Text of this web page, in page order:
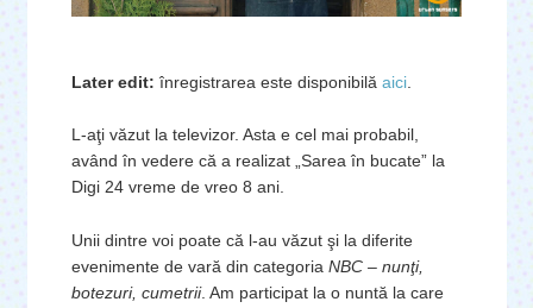
Later edit: înregistrarea este disponibilă aici
L-aţi văzut la televizor. Asta e cel mai probabil,
având în vedere că a realizat „Sarea în bucate” la
Digi 24 vreme de vreo 8 ani.
Unii dintre voi poate că l-au văzut şi la diferite
evenimente de vară din categoria NBC – nunţi,
botezuri, cumetrii. Am participat la o nuntă la care